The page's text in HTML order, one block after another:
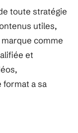
toute stratégie
utiles,
comme
et
format a sa